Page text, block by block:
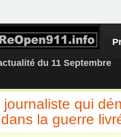
– NEWS
du 11 Septembre
qui
la guerre